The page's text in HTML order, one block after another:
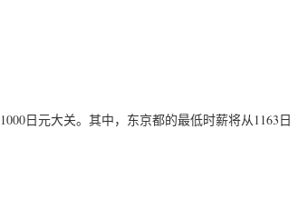
日元大关。其中，东京都的最低‌时薪将从1163日